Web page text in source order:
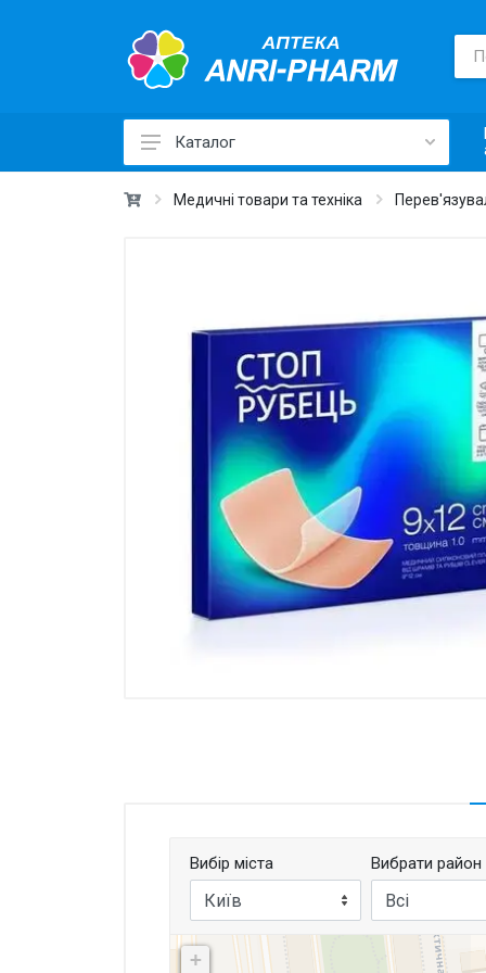
Каталог
Лікарські засоби ›
Краса та догляд ›
Вітаміни та добавки ›
Щоденна гігієна ›
Для дітей та мам ›
Товари для дому ›
Косметика CODERMA KIDS
Медичні товари та техніка
Вибір міста
Київ
Вибрати район
Всі
+